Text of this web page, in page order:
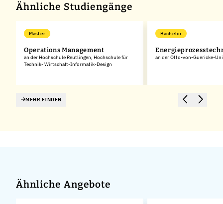
Ähnliche Studiengänge
Master
Operations Management
an der Hochschule Reutlingen, Hochschule für
Technik- Wirtschaft-Informatik-Design
Bachelor
an der Otto-von-Guericke-
MEHR FINDEN
Ähnliche Angebote